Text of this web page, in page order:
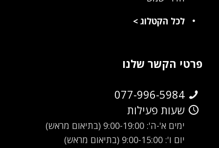
לכל הקטלוג>
פרטי הקשר שלנו
077-996-5984
שעות פעילות
ימים א'-ה': 9:00-19:00 (בתיאום מראש)
יום ו': 9:00-15:00 (בתיאום מראש)